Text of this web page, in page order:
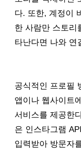
다. 또한, 계정이
한 사람만 스토리
타난다면 나와 연
공식적인 프로필
앱이나 웹사이트
서비스를 제공한
은 인스타그램
입력받아 방문자